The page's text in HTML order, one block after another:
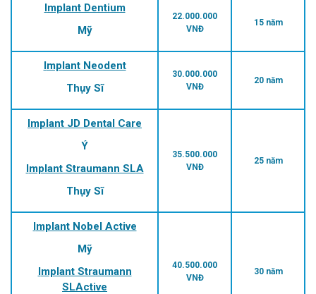
Implant Dentium
Mỹ
22.000.000
VNĐ
15 năm
Implant Neodent
Thụy Sĩ
30.000.000
VNĐ
20 năm
Implant JD Dental Care
Ý
Implant Straumann SLA
Thụy Sĩ
35.500.000
VNĐ
25 năm
Implant Nobel Active
Mỹ
Implant Straumann
SLActive
40.500.000
VNĐ
30 năm